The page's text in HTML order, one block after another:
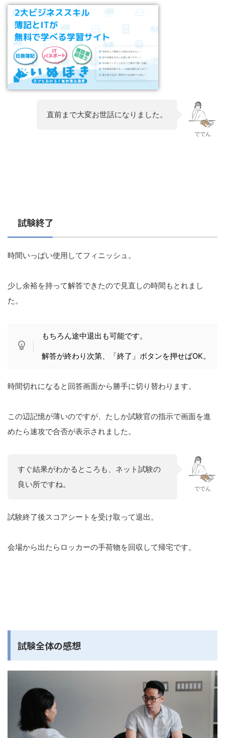
直前まで大変お世話になりました。
ででん
試験終了
時間いっぱい使用してフィニッシュ。
少し余裕を持って解答できたので見直しの時間もとれまし
た。
もちろん途中退出も可能です。
解答が終わり次第、「終了」ボタンを押せばOK。
時間切れになると回答画面から勝手に切り替わります。
この辺記憶が薄いのですが、たしか試験官の指示で画面を進
めたら速攻で合否が表示されました。
すぐ結果がわかるところも、ネット試験の
良い所ですね。
ででん
試験終了後スコアシートを受け取って退出。
会場から出たらロッカーの手荷物を回収して帰宅です。
試験全体の感想